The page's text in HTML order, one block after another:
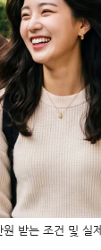
받는 조건 및 실